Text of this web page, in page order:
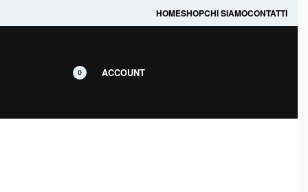
HOMESHOPCHI SIAMOCONTATTI
0 ACCOUNT